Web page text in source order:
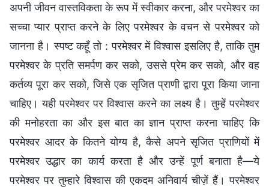
अपनी जीवन वास्तविकता के रूप में स्वीकार करना, और परमेश्वर का
सच्चा प्यार प्राप्त करने के लिए परमेश्वर के वचन से परमेश्वर को
जानना है। स्पष्ट कहूँ तो : परमेश्वर में विश्वास इसलिए है, ताकि तुम
परमेश्वर के प्रति समर्पण कर सको, उससे प्रेम कर सको, और वह
कर्तव्य पूरा कर सको, जिसे एक सृजित प्राणी द्वारा पूरा किया जाना
चाहिए। यही परमेश्वर पर विश्वास करने का लक्ष्य है। तुम्हें परमेश्वर
की मनोहरता का और इस बात का ज्ञान प्राप्त करना चाहिए कि
परमेश्वर आदर के कितने योग्य है, कैसे अपने सृजित प्राणियों में
परमेश्वर उद्धार का कार्य करता है और उन्हें पूर्ण बनाता है—ये
परमेश्वर पर तुम्हारे विश्वास की एकदम अनिवार्य चीज़ें हैं। परमेश्वर